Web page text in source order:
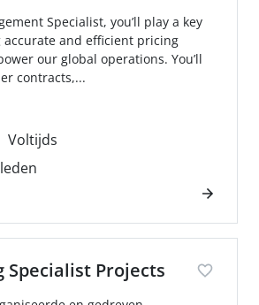
Specialist, you’ll play a key
and efficient pricing
our global operations. You’ll
contracts,...
Voltijds
Specialist Projects